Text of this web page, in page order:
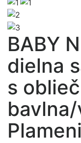
BABY
dielna
s